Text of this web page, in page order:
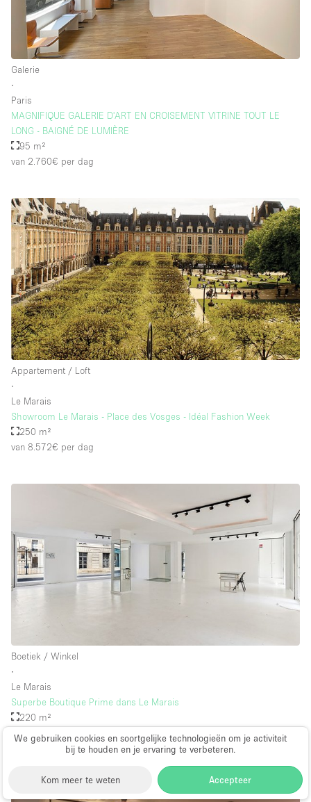
We gebruiken cookies en soortgelijke technologieën om je activiteit
bij te houden en je ervaring te verbeteren.
Kom meer te weten Accepteer
Galerie
∙
Paris
MAGNIFIQUE GALERIE D'ART EN CROISEMENT VITRINE TOUT LE
LONG - BAIGNÉ DE LUMIÈRE
95 m²
van 2.760€ per dag
Appartement / Loft
∙
Le Marais
Showroom Le Marais - Place des Vosges - Idéal Fashion Week
250 m²
van 8.572€ per dag
Boetiek / Winkel
∙
Le Marais
Superbe Boutique Prime dans Le Marais
220 m²
van 4.800€per dag